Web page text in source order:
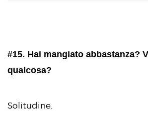
#15. Hai mangiato abbastanza?
qualcosa?
Solitudine.